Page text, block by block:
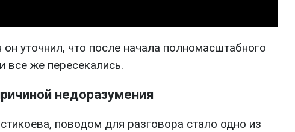
уточнил, что после начала полномасштабного
все же пересекались.
недоразумения
поводом для разговора стало одно из